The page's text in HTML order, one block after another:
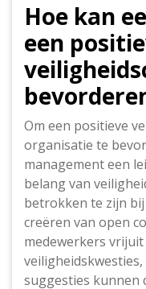
Hoe kan
een
Om een positieve
organisatie te
management een
belang van
betrokken te zijn
creëren van open
medewerkers
suggesties kunnen